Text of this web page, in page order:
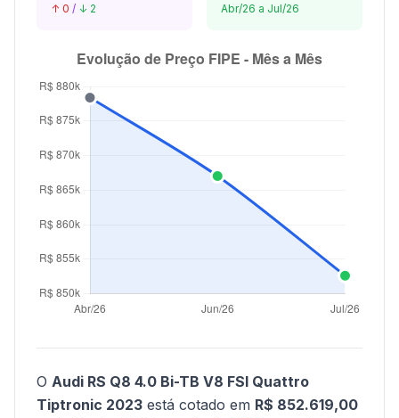
↑ 0 / ↓ 2 Abr/26 a Jul/26
O Audi RS Q8 4.0 Bi-TB V8 FSI Quattro
Tiptronic 2023 está cotado em R$ 852.619,00